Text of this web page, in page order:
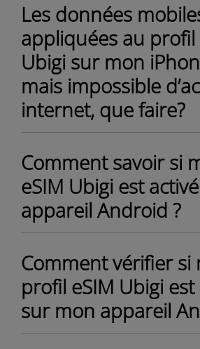
Les données
appliquées au profil
Ubigi sur mon
mais impossible
internet, que faire?
Comment savoir si
eSIM Ubigi est
appareil Android ?
Comment vérifier si
profil eSIM Ubigi
sur mon appareil